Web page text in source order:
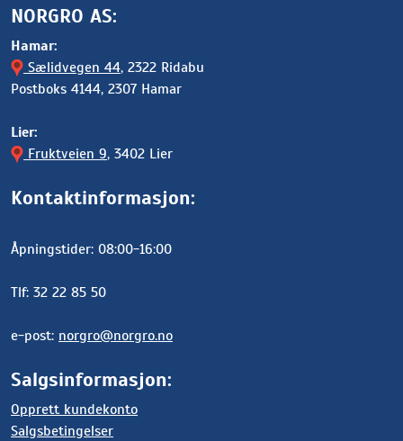
NORGRO AS:
Hamar:
Sælidvegen 44, 2322 Ridabu
Postboks 4144, 2307 Hamar
Lier:
Fruktveien 9, 3402 Lier
Kontaktinformasjon:
Åpningstider: 08:00-16:00
Tlf: 32 22 85 50
e-post: norgro@norgro.no
Salgsinformasjon:
Opprett kundekonto
Salgsbetingelser